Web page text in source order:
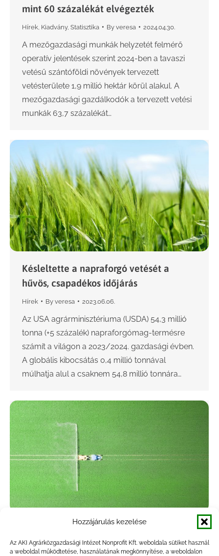
Hozzájárulás kezelése
Az AKI Agrárközgazdasági Intézet Nonprofit Kft. weboldala sütiket használ
a weboldal működtetése, használatának megkönnyítése, a weboldalon
mint 60 százalékát elvégezték
Hírek Kiadvány, Statisztika By veresa 2024.04.30.
A mezőgazdasági munkák helyzetét felmérő
operatív jelentések szerint 2024-ben a tavaszi
vetésű szántóföldi növények tervezett
vetésterülete 1,9 millió hektár körül alakul. A
mezőgazdasági gazdálkodók a tervezett vetési
munkák 63,7 százalékát…
Késleltette a napraforgó vetését a
hűvös, csapadékos időjárás
Hírek By veresa 2023.06.06.
Az USA agrárminisztériuma (USDA) 54,3 millió
tonna (+5 százalék) napraforgómag-termésre
számít a világon a 2023/2024. gazdasági évben.
A globális kibocsátás 0,4 millió tonnával
múlhatja alul a csaknem 54,8 millió tonnára…
A tavaszi mezőgazdasági munkák május
közepén a végéhez közeledtek